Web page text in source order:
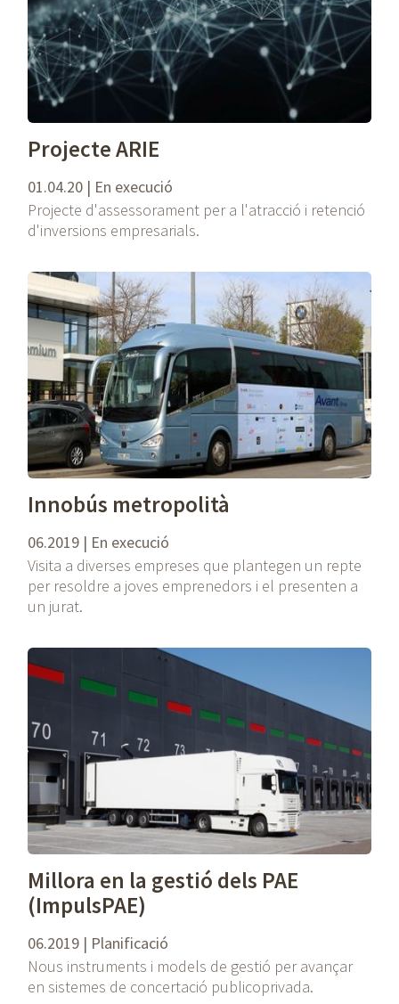
Projecte ARIE
01.04.20 | En execució
Projecte d'assessorament per a l'atracció i retenció
d'inversions empresarials.
Innobús metropolità
06.2019 | En execució
Visita a diverses empreses que plantegen un repte
per resoldre a joves emprenedors i el presenten a
un jurat.
Millora en la gestió dels PAE
(ImpulsPAE)
06.2019 | Planificació
Nous instruments i models de gestió per avançar
en sistemes de concertació publicoprivada.